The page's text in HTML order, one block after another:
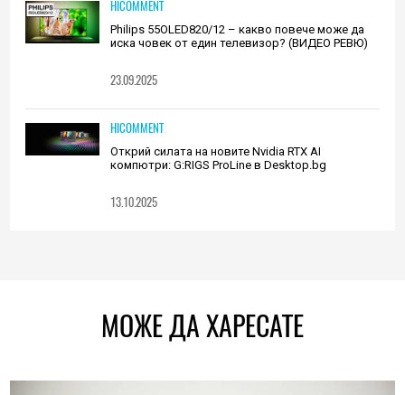
HICOMMENT
Philips 55OLED820/12 – какво повече може да
иска човек от един телевизор? (ВИДЕО РЕВЮ)
23.09.2025
HICOMMENT
Открий силата на новите Nvidia RTX AI
компютри: G:RIGS ProLine в Desktop.bg
13.10.2025
МОЖЕ ДА ХАРЕСАТЕ